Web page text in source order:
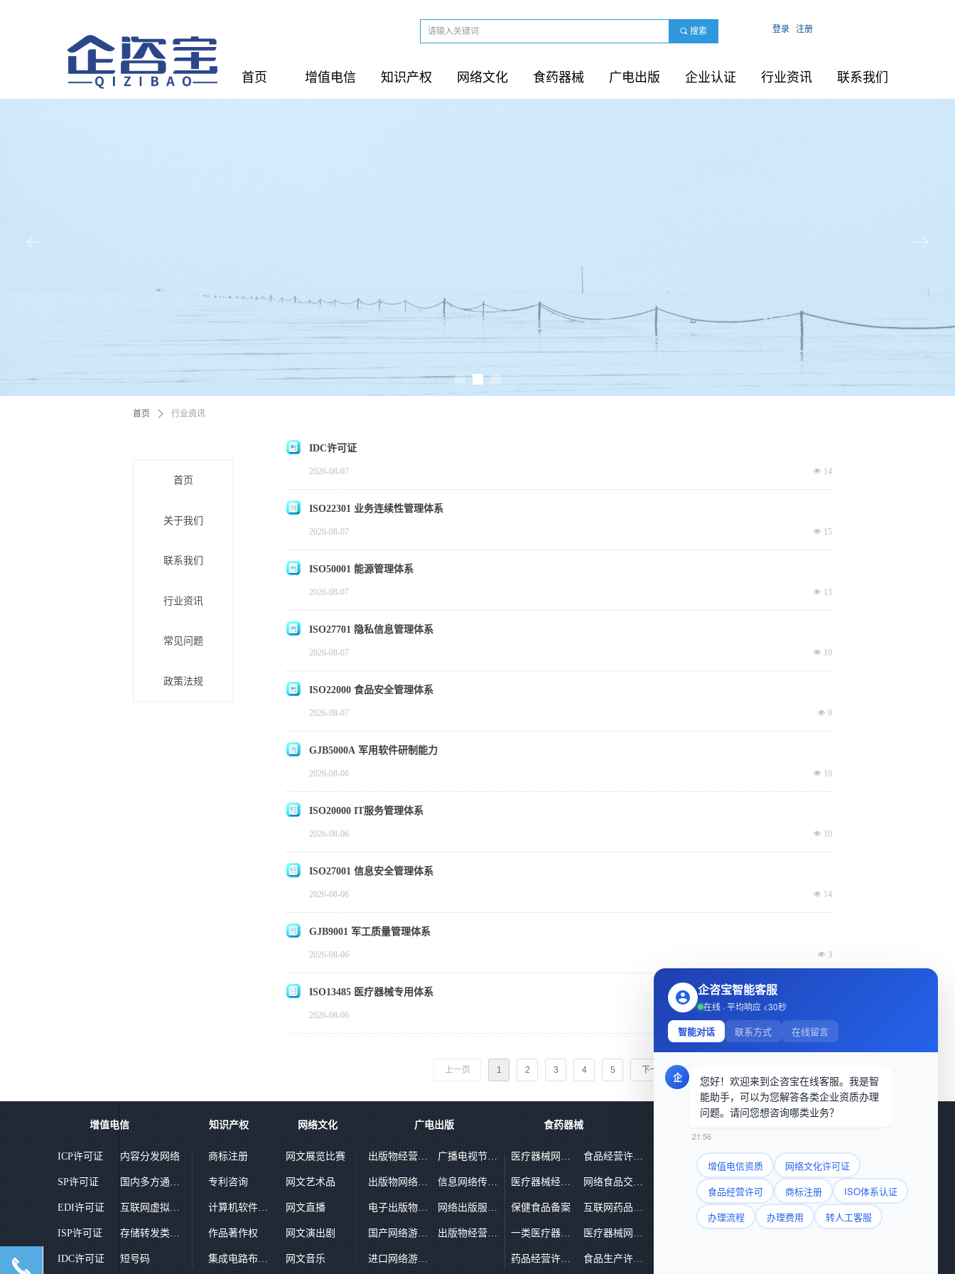
首页 增值电信 知识产权 网络文化 食药器械 广电出版 企业认证 行业资讯 联系我们
끠 搜索 登录 注册
ꂃ ꁹ
首页 ꄲ 行业资讯
首页
关于我们
联系我们
行业资讯
常见问题
政策法规
IDC许可证
넶 14
2026-08-07
ISO22301 业务连续性管理体系
넶 15
2026-08-07
ISO50001 能源管理体系
넶 13
2026-08-07
ISO27701 隐私信息管理体系
넶 10
2026-08-07
ISO22000 食品安全管理体系
넶 9
2026-08-07
GJB5000A 军用软件研制能力
넶 10
2026-08-06
ISO20000 IT服务管理体系
넶 10
2026-08-06
ISO27001 信息安全管理体系
넶 14
2026-08-06
GJB9001 军工质量管理体系
넶 3
2026-08-06
ISO13485 医疗器械专用体系
2026-08-06
上一页 1 2 3 4 5 下一页
增值电信 知识产权 网络文化 广电出版 食药器械
联系我们
渠道微信：15910593089
业务微信：1092710462
ISO20000 IT服务管理体系
ISO27001 信息安全管理体系
ISO13485 医疗器械专用体系
ICP许可证
SP许可证
EDI许可证
ISP许可证
IDC许可证
内容分发网络
国内多方通信服务业务
互联网虚拟专用网
存储转发类业务
短号码
商标注册
专利咨询
计算机软件著作权登记
作品著作权
集成电路布图设计登记
网文展览比赛
网文艺术品
网文直播
网文演出剧
网文音乐
出版物经营许可证（零售）
出版物网络交易平台备案
电子出版物制作许可证
国产网络游戏出版审批
进口网络游戏出版审批
广播电视节目制作经营许可证
信息网络传播视听节目许可证
网络出版服务许可证
出版物经营许可证（批发）
医疗器械网络销售备案
医疗器械经营许可证
保健食品备案
一类医疗器械备案
药品经营许可证（批发）
食品经营许可证
网络食品交易平台
互联网药品信息服务许可证
医疗器械网络交易第三方平台
食品生产许可证
企咨宝智能客服
在线 · 平均响应 <30秒
智能对话 联系方式 在线留言
企
您好！欢迎来到企咨宝在线客服。我是智
能助手，可以为您解答各类企业资质办理
问题。请问您想咨询哪类业务？
21:56
增值电信资质
网络文化许可证
食品经营许可
商标注册
ISO体系认证
办理流程
办理费用 转人工客服
끅